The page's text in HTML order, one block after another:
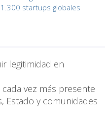
startups globales
legitimidad en
vez más presente
Estado y comunidades